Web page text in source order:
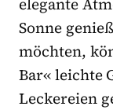
elegante
Sonne
möchten,
Bar« leichte
Leckereien